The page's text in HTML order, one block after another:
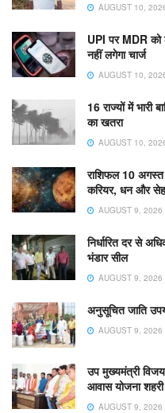
AUGUST 10,
UPI पर MDR
नहीं लगेगा चार्ज
AUGUST 10,
16 राज्यों में भारी
का खतरा
AUGUST 10,
राशिफल 10 अगस्त
करियर, धन और
AUGUST 9, 2026
निर्धारित दर से
भंडार सील
AUGUST 9, 2026
अनुसूचित जाति
AUGUST 9, 2026
उप मुख्यमंत्री विजय
आवास योजना
AUGUST 9, 2026